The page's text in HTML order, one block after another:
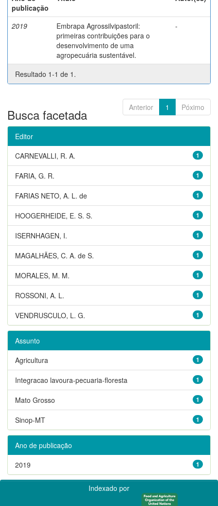
publicação
2019
Embrapa Agrossilvipastoril:
primeiras contribuições para o
desenvolvimento de uma
agropecuária sustentável.
-
Resultado 1-1 de 1.
Anterior 1 Póximo
Busca facetada
Editor
1
CARNEVALLI, R. A.
1
FARIA, G. R.
1
FARIAS NETO, A. L. de
1
HOOGERHEIDE, E. S. S.
1
ISERNHAGEN, I.
1
MAGALHÃES, C. A. de S.
1
MORALES, M. M.
1
ROSSONI, A. L.
1
VENDRUSCULO, L. G.
Assunto
1
Agricultura
1
Integracao lavoura-pecuaria-floresta
1
Mato Grosso
1
Sinop-MT
Ano de publicação
1
2019
Indexado por